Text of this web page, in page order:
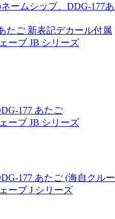
ームシップ、DDG-177
たご 新表記デカール付属
ーブ JB シリーズ
177 あたご
ーブ JB シリーズ
177 あたご (海自クル
ーブ J シリーズ